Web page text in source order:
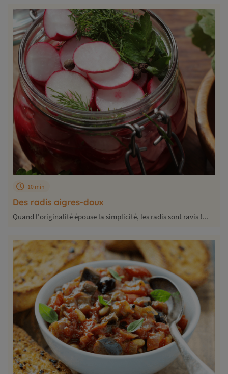
Des radis aigres-doux
10 min
Quand l'originalité épouse la simplicité, les radis sont ravis !...